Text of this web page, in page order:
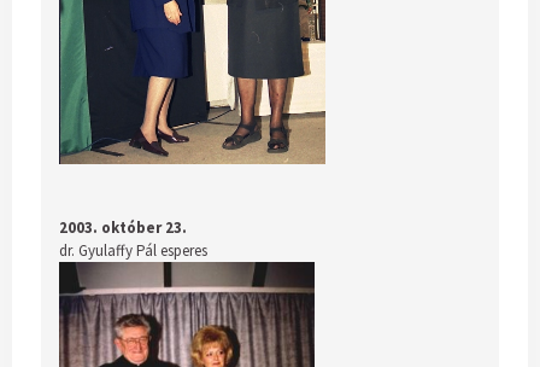
2003. október 23.
dr. Gyulaffy Pál esperes